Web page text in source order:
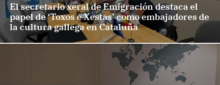
El secretario xeral de Emigración destaca el
papel de ‘Toxos e Xestas’ como embajadores de
la cultura gallega en Cataluña